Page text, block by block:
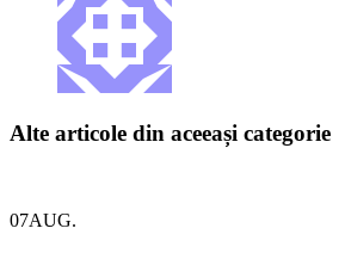
Alte articole din aceeași categorie
07AUG.